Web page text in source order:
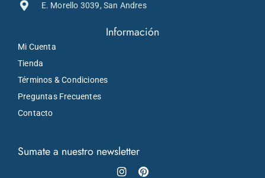
E. Morello 3039, San Andres
Información
Mi Cuenta
Tienda
Términos & Condiciones
Preguntas Frecuentes
Contacto
Sumate a nuestro newsletter
Instagram
Pinterest